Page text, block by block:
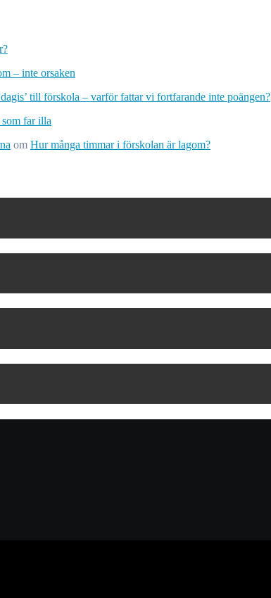
– inte orsaken
till förskola – varför fattar vi fortfarande inte poängen?
far illa
om Hur många timmar i förskolan är lagom?